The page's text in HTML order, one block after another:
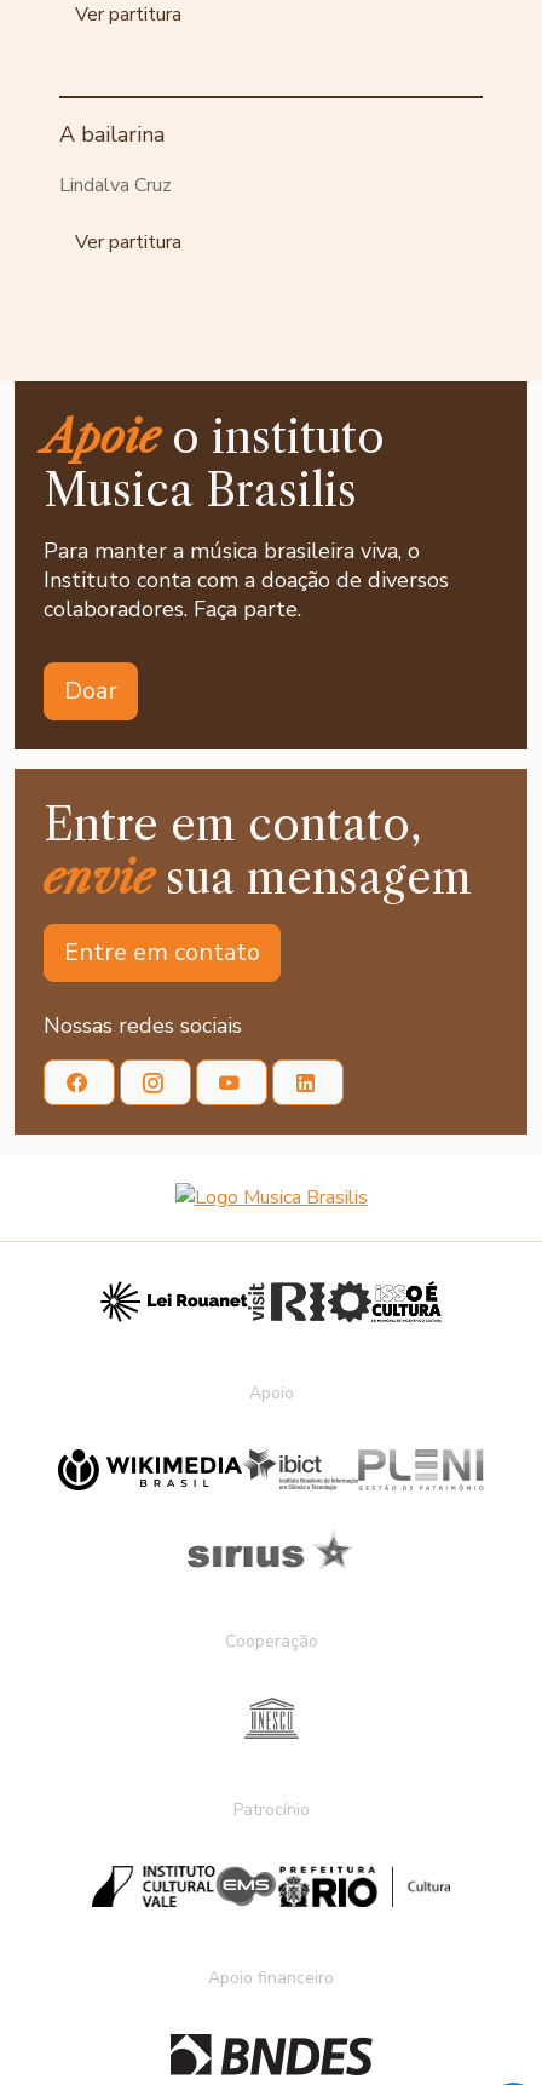
Ver partitura
A bailarina
Lindalva Cruz
Ver partitura
Apoieo instituto
Musica Brasilis
Para manter a música brasileira viva, o
Instituto conta com a doação de diversos
colaboradores. Faça parte.
Doar
Entre em contato,
enviesua mensagem
Entre em contato
Nossas redes sociais
Apoio
Cooperação
Patrocínio
Apoio financeiro